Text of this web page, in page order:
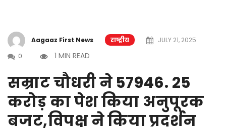
Aagaaz First News राष्ट्रीय
JULY 21, 2025
0
1 MIN READ
सम्राट चौधरी ने 57946. 25
करोड़ का पेश किया अनुपूरक
बजट,विपक्ष ने किया प्रदर्शन